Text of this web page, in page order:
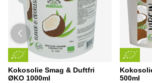
Kokosolie Smag & Duftfri
ØKO 1000ml
500ml